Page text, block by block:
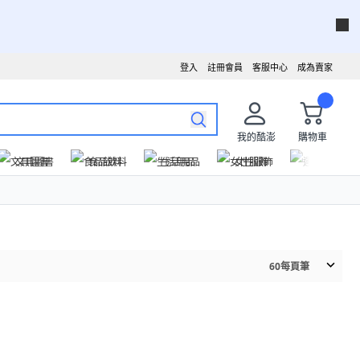
成為賣家
客服中心
註冊會員
登入
我的酷澎
購物車
文具圖書
食品飲料 生活用品 女性服飾
60每頁筆